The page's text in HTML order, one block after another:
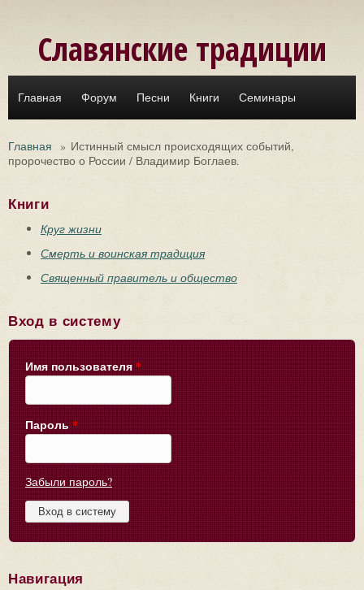
Славянские традиции
Главная Форум Песни Книги Семинары
Главная » Истинный смысл происходящих событий,
пророчество о России / Владимир Боглаев.
Книги
Круг жизни
Смерть и воинская традиция
Священный правитель и общество
Вход в систему
Имя пользователя *
Пароль *
Забыли пароль?
Навигация